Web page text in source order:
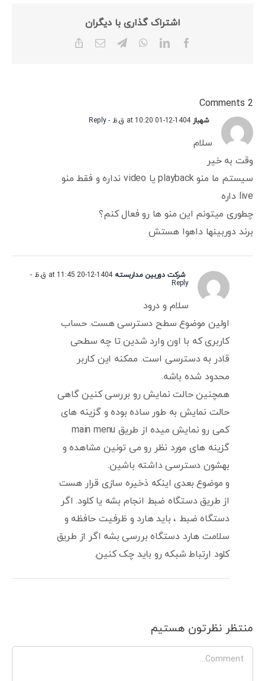
اشتراک گذاری با دیگران
Facebook
LinkedIn
WhatsApp
Telegram
Email
2 Comments
شهباز 1404-12-01 at 10:20 ق.ظ - Reply
سلام
وقت به خیر
سیستم ما منو playback یا video نداره و فقط منو
live داره
چطوری میتونم این منو ها رو فعال کنم؟
برند دوربینها داهوا هستش
شرکت دوربین مداربسته 1404-12-20 at 11:45 ق.ظ
-
Reply
سلام و درود
اولین موضوع سطح دسترسی هست. حساب
کاربری که با اون وارد شدین تا چه سطحی
قادر به دسترسی است. ممکنه این کاربر
محدود شده باشه.
همچنین حالت نمایش رو بررسی کنین گاهی
حالت نمایش به طور ساده بوده و گزینه های
کمی رو نمایش میده از طریق main menu
گزینه های مورد نظر رو می تونین مشاهده و
بهشون دسترسی داشته باشین.
و موضوع بعدی اینکه ذخیره سازی قرار هست
از طریق دستگاه ضبط انجام بشه یا کلود. اگر
دستگاه ضبط ، باید هارد و ظرفیت حافظه و
سلامت هارد دستگاه بررسی بشه اگر از طریق
کلود ارتباط شبکه رو باید چک کنین.
منتظر نظرتون هستیم
Comment